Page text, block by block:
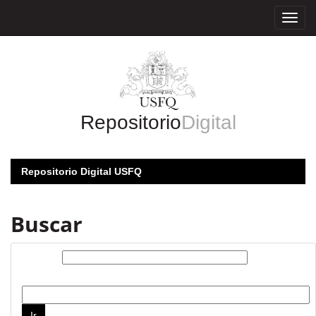
RepositorioDigital
Repositorio Digital USFQ
Buscar